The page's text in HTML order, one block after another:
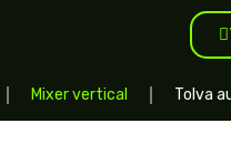
Mixer vertical Tolva